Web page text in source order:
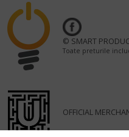
© SMART
Toate preturile
OFFICIAL